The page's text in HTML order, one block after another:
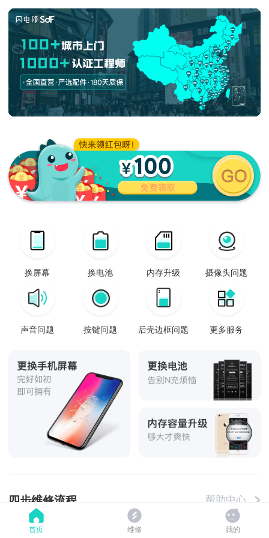
换屏幕 换电池 内存升级 摄像头问题
声音问题 按键问题 后壳边框问题 更多服务
四步维修流程 帮助中心
首页 维修 我的